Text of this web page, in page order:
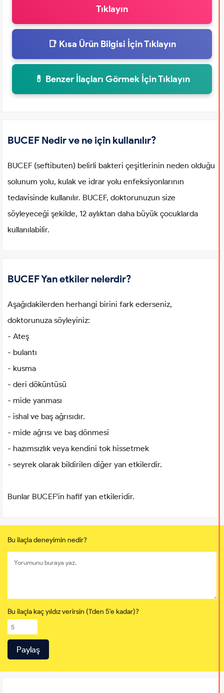
Tıklayın
📑 Kısa Ürün Bilgisi İçin Tıklayın
💊 Benzer İlaçları Görmek İçin Tıklayın
BUCEF Nedir ve ne için kullanılır?
BUCEF (seftibuten) belirli bakteri çeşitlerinin neden olduğu
solunum yolu, kulak ve idrar yolu enfeksiyonlarının
tedavisinde kullanılır. BUCEF, doktorunuzun size
söyleyeceği şekilde, 12 aylıktan daha büyük çocuklarda
kullanılabilir.
BUCEF Yan etkiler nelerdir?
Aşağıdakilerden herhangi birini fark ederseniz,
doktorunuza söyleyiniz:
- Ateş
- bulantı
- kusma
- deri döküntüsü
- mide yanması
- ishal ve baş ağrısıdır.
- mide ağrısı ve baş dönmesi
- hazımsızlık veya kendini tok hissetmek
- seyrek olarak bildirilen diğer yan etkilerdir.
Bunlar BUCEF'in hafif yan etkileridir.
Bu ilaçla deneyimin nedir?
Bu ilaçla kaç yıldız verirsin (1'den 5'e kadar)?